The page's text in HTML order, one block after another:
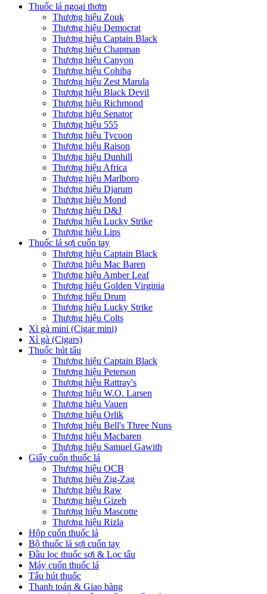
Thuốc lá ngoại thơm
Thương hiệu Zouk
Thương hiệu Democrat
Thương hiệu Captain Black
Thương hiệu Chapman
Thương hiệu Canyon
Thương hiệu Cohiba
Thương hiệu Zest Marula
Thương hiệu Black Devil
Thương hiệu Richmond
Thương hiệu Senator
Thương hiệu 555
Thương hiệu Tycoon
Thương hiệu Raison
Thương hiệu Dunhill
Thương hiệu Africa
Thương hiệu Marlboro
Thương hiệu Djarum
Thương hiệu Mond
Thương hiệu D&J
Thương hiệu Lucky Strike
Thương hiệu Lips
Thuốc lá sợi cuốn tay
Thương hiệu Captain Black
Thương hiệu Mac Baren
Thương hiệu Amber Leaf
Thương hiệu Golden Virginia
Thương hiệu Drum
Thương hiệu Lucky Strike
Thương hiệu Colts
Xì gà mini (Cigar mini)
Xì gà (Cigars)
Thuốc hút tẩu
Thương hiệu Captain Black
Thương hiệu Peterson
Thương hiệu Rattray's
Thương hiệu W.O. Larsen
Thương hiệu Vauen
Thương hiệu Orlik
Thương hiệu Bell's Three Nuns
Thương hiệu Macbaren
Thương hiệu Samuel Gawith
Giấy cuốn thuốc lá
Thương hiệu OCB
Thương hiệu Zig-Zag
Thương hiệu Raw
Thương hiệu Gizeh
Thương hiệu Mascotte
Thương hiệu Rizla
Hộp cuốn thuốc lá
Bộ thuốc lá sợi cuốn tay
Đầu lọc thuốc sợi & Lọc tẩu
Máy cuốn thuốc lá
Tẩu hút thuốc
Thanh toán & Giao hàng